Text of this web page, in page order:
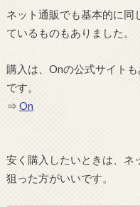
ネット通販でも基本的に同
ているものもありました。
購入は、Onの公式サイト
です。
⇒ On
安く購入したいときは、ネ
狙った方がいいです。